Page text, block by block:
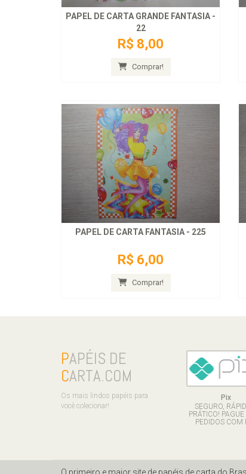
PAPEL DE CARTA GRANDE FANTASIA -
22
R$ 8,00
Comprar!
PAPEL DE CARTA FANTASIA - 225
R$ 6,00
Comprar!
PAPÉIS DE
CARTA.COM
Os mais lindos papéis para
você colecionar!
Pix
SEGURO,
PRÁTICO! PAGUE
PEDIDOS COM